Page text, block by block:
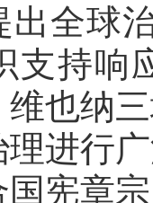
出全球
支持响
也纳
进行
宪章